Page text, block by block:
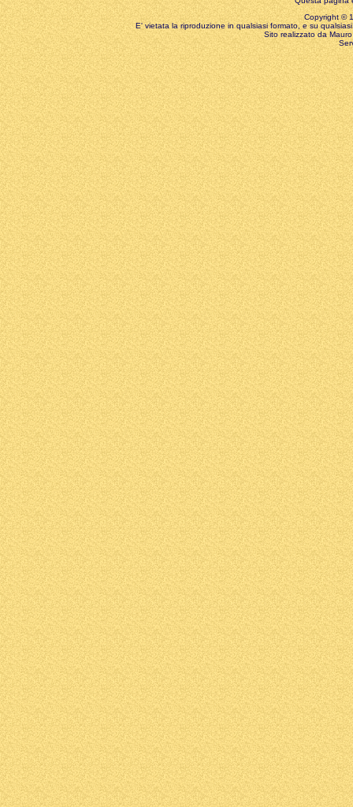
Copyright ©
E' vietata la riproduzione in qualsiasi formato, e su
Sito realizzato da